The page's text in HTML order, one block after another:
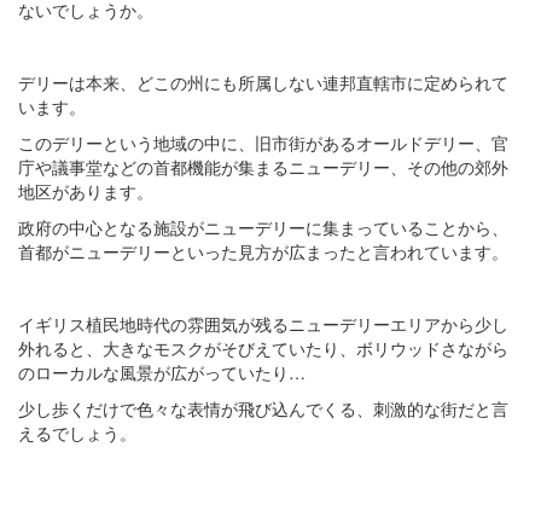
ないでしょうか。
デリーは本来、どこの州にも所属しない連邦直轄市に定められて
います。
このデリーという地域の中に、旧市街があるオールドデリー、官
庁や議事堂などの首都機能が集まるニューデリー、その他の郊外
地区があります。
政府の中心となる施設がニューデリーに集まっていることから、
首都がニューデリーといった見方が広まったと言われています。
イギリス植民地時代の雰囲気が残るニューデリーエリアから少し
外れると、大きなモスクがそびえていたり、ボリウッドさながら
のローカルな風景が広がっていたり…
少し歩くだけで色々な表情が飛び込んでくる、刺激的な街だと言
えるでしょう。